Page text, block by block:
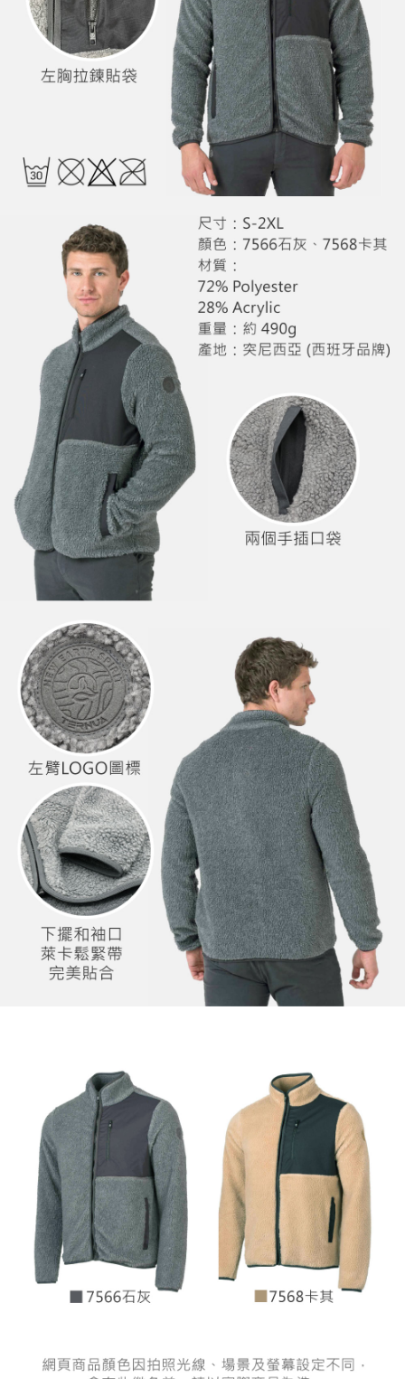
１．透過由恩沛科技股份有限公司提供之「AFTEE先享後付」服務完成之交
易，需依本服務之必要範圍內提供個人資料，並將交易相關給付款項請求債
權轉讓予恩沛科技股份有限公司。
２．關於個人資料處理事宜，請瀏覽以下網址：
https://aftee.tw/terms/#terms3
３．未成年的使用者請事先徵得法定代理人或監護人之同意方可使用
「AFTEE先享後付」，若未經同意申辦者引起之損失，本公司不負相關責
４．使用「AFTEE先享後付」時，將依據個別帳號之用戶狀況，依本公司即
時審查核予不同之上限額度；若仍有額度不足之情形，本公司將視審查結果
請求用戶進行身份認證。
５．嚴禁一人註冊多個帳號或使用他人資訊註冊。若發現惡意使用之情形，